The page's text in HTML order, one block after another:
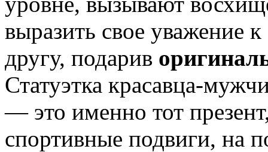
выразить свое уважение
другу, подарив
Статуэтка красавца-
— это именно тот
спортивные подвиги, на